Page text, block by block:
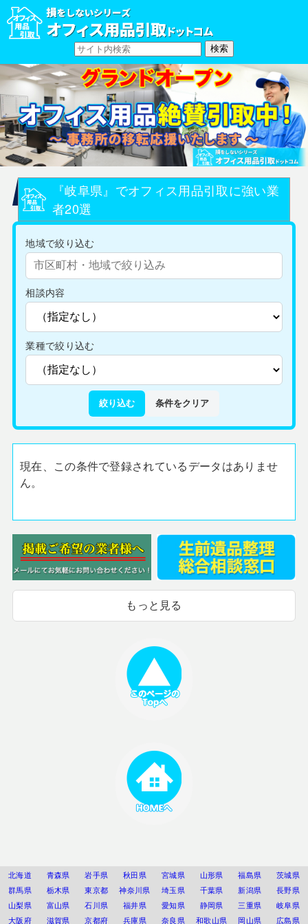
『岐阜県』でオフィス用品引取に強い業
者20選
地域で絞り込む
相談内容
業種で絞り込む
絞り込む 条件をクリア
現在、この条件で登録されているデータはありませ
ん。
もっと見る
北海道 青森県 岩手県 秋田県 宮城県 山形県 福島県
茨城県
群馬県
栃木県 東京都 神奈川県 埼玉県 千葉県 新潟県
長野県
山梨県
富山県 石川県 福井県 愛知県 静岡県 三重県
岐阜県
大阪府
滋賀県 京都府 兵庫県 奈良県 和歌山県 岡山県 広島県